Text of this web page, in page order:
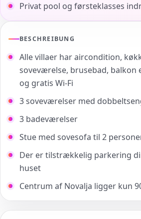
Privat pool og førsteklasses
BESCHREIBUNG
Alle villaer har aircondition,
soveværelse, brusebad, balkon
og gratis Wi-Fi
3 soveværelser med
3 badeværelser
Stue med sovesofa til 2
Der er tilstrækkelig parkering
huset
Centrum af Novalja ligger kun